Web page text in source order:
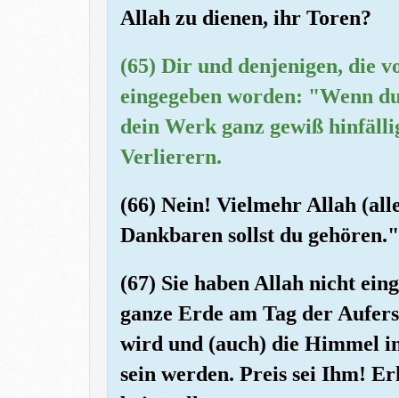
Allah zu dienen, ihr Toren?
(65) Dir und denjenigen, die
eingegeben worden: "Wenn
dein Werk ganz gewiß
Verlierern.
(66) Nein! Vielmehr Allah
Dankbaren sollst du gehören."
(67) Sie haben Allah nicht
ganze Erde am Tag der
wird und (auch) die Himmel
sein werden. Preis sei Ihm!